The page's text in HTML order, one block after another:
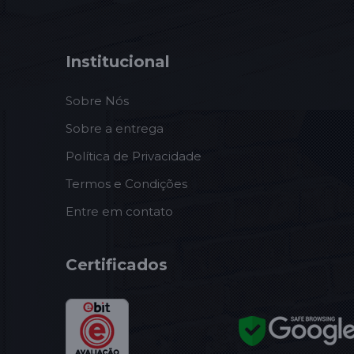
Institucional
Sobre Nós
Sobre a entrega
Política de Privacidade
Termos e Condições
Entre em contato
Certificados